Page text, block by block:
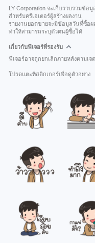
LY Corporation จะเก็บรวบรวมข้อ
สำหรับครีเอเตอร์ผู้สร้างผลงาน
รายงานยอดขายจะมีข้อมูลวันที่ซื้อ
ทำให้สามารถระบุตัวตนผู้ซื้อได้
เกี่ยวกับฟีเจอร์ที่รองรับ
ฟีเจอร์อาจถูกยกเลิกภายหลังตามเจ
โปรดแตะที่สติกเกอร์เพื่อดูตัวอย่าง